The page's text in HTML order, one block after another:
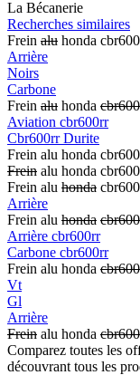
La Bécanerie
Recherches similaires
Frein alu honda cbr600
Arrière
Noirs
Carbone
Frein alu honda cbr600
Aviation cbr600rr
Cbr600rr Durite
Frein alu honda cbr600
Frein alu honda cbr600
Frein alu honda cbr600
Arrière
Frein alu honda cbr600
Arrière cbr600rr
Carbone cbr600rr
Frein alu honda cbr600
Vt
Gl
Arrière
Frein alu honda cbr600
Comparez toutes les
découvrant tous les